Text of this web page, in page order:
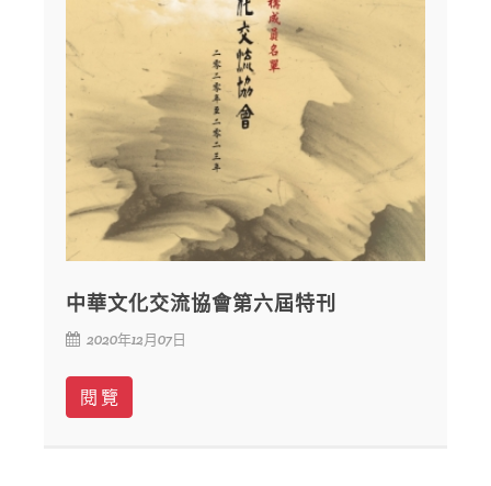
中華文化交流協會第六屆特刊
2020年12月07日
閱 覽